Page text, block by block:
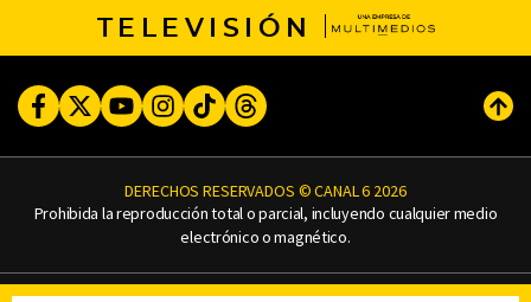
TELEVISIÓN
FacebookTwitterYoutubeInstagram
TikTokThreads
DERECHOS RESERVADOS © CANAL 6 2026
Prohibida la reproducción total o parcial, incluyendo cualquier medio
electrónico o magnético.